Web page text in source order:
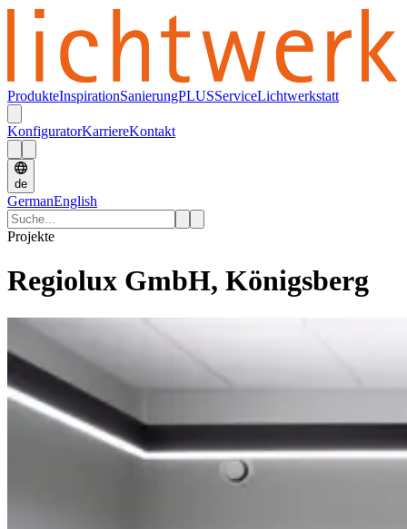
ProdukteInspirationSanierungPLUSServiceLichtwerkstatt
KonfiguratorKarriereKontakt
de
GermanEnglish
Projekte
Regiolux GmbH, Königsberg